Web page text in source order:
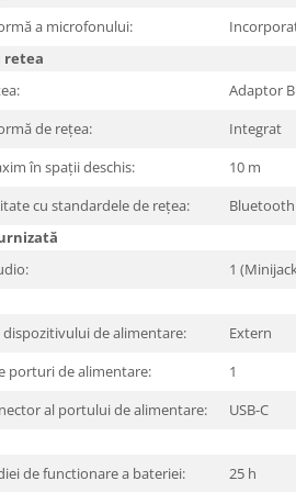
a microfonului:
retea
Adaptor
de rețea:
Integrat
în spații deschis:
10 m
cu standardele de rețea:
Bluetooth
1
dispozitivului de alimentare:
Extern
porturi de alimentare:
1
al portului de alimentare:
USB-C
de functionare a bateriei:
25 h